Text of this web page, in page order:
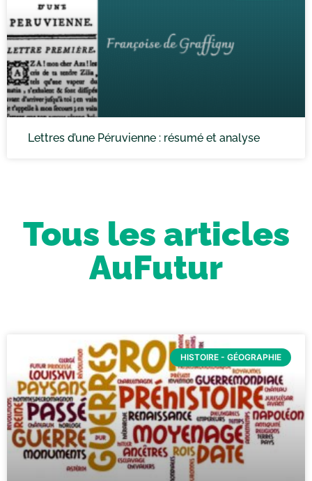
Lettres d’une Péruvienne : résumé et analyse
Tous les articles
AuFutur
HISTOIRE - GÉOGRAPHIE